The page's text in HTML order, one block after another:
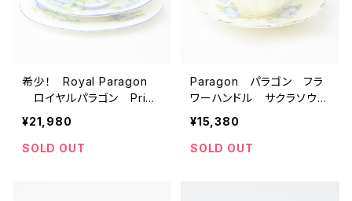
希少！ Royal Paragon
ロイヤルパラゴン Primr
ose サクラソウ トリオ
アンティークカップ＆ソーサ
ー 【イギリス】 ビンテー
¥21,980
SOLD OUT
Paragon パラゴン フラ
ワーハンドル サクラソウ
アンティークカップ＆ソーサ
ー 【イギリス】 ビンテー
ジ コーヒーカップ ティ
¥15,380
SOLD OUT